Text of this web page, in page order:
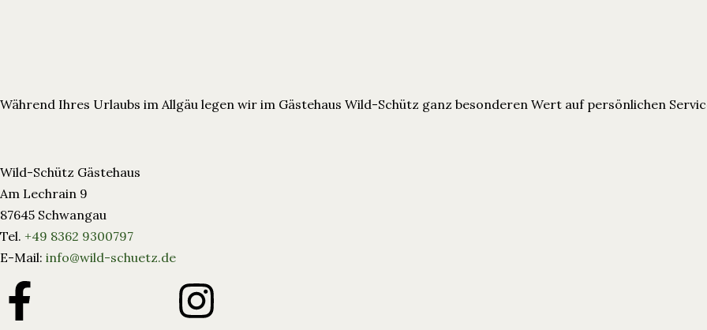
Während Ihres Urlaubs im Allgäu legen wir im Gästehaus Wild-Schütz ganz besonderen Wert auf persönlichen
Wild-Schütz Gästehaus
Am Lechrain 9
87645 Schwangau
Tel. +49 8362 9300797
E-Mail: info@wild-schuetz.de